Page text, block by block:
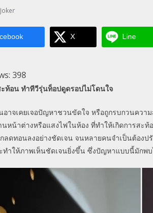
Joker
X Line
398
ท้อน ทำทีวีรุ่นท็อปดูดรอปไม่โดนใจ
อาจเคยเจอปัญหาชวนขัดใจ หรือถูกรบกวนคว
นหน้าต่างหรือแสงไฟในห้อง ที่ทำให้เกิดการส
ดทอนลงอย่างชัดเจน จนหลายคนจำเป็นต้อง
ทำให้ภาพเห็นชัดเจนยิ่งขึ้น ซึ่งปัญหาแบบนี้มักพ